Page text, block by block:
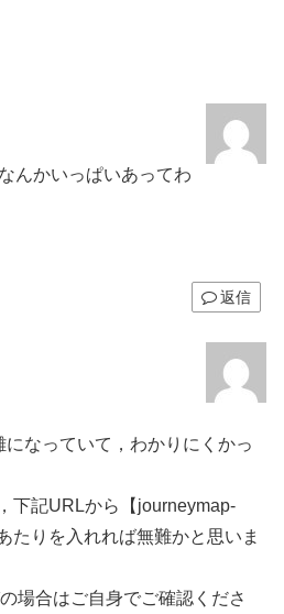
んかいっぱいあってわ
返信
なっていて，わかりにくかっ
下記URLから【journeymap-
たりを入れれば無難かと思いま
場合はご自身でご確認くださ